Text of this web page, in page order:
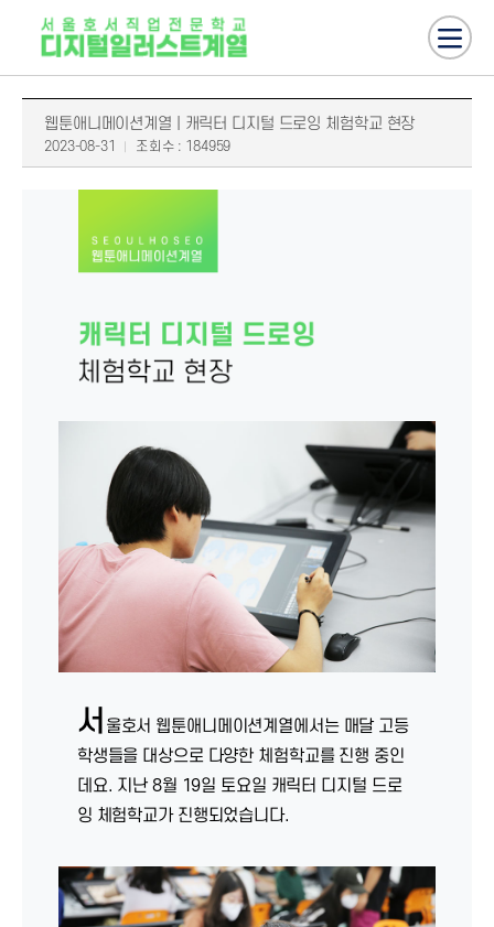
웹툰애니메이션계열 | 캐릭터 디지털 드로잉 체험학교 현장
2023-08-31 조회수 : 184959
서 울호서 웹툰애니메이션계열에서는 매달 고등
학생들을 대상으로 다양한 체험학교를 진행 중인
데요. 지난 8월 19일 토요일 캐릭터 디지털 드로
잉 체험학교가 진행되었습니다.